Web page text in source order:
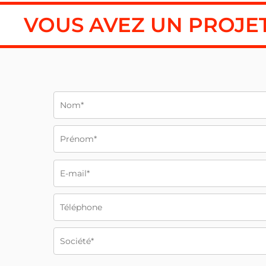
VOUS AVEZ UN